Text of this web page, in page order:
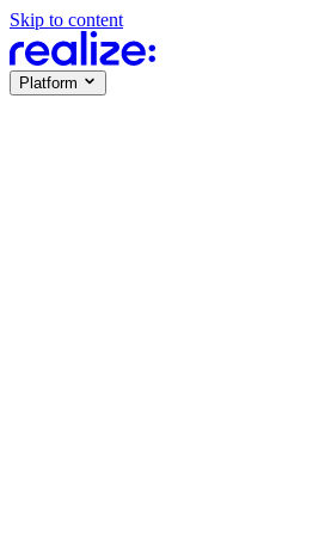
Skip to content
Platform